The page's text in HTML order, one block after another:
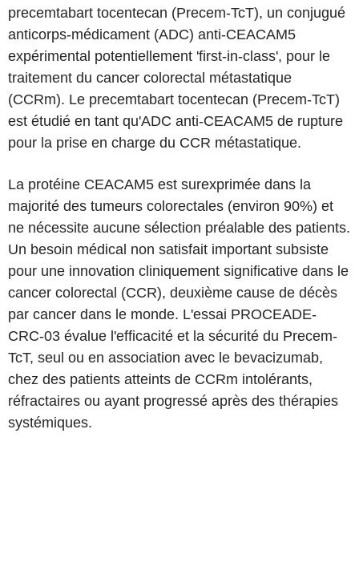
precemtabart tocentecan (Precem-TcT), un conjugué
anticorps-médicament (ADC) anti-CEACAM5
expérimental potentiellement 'first-in-class', pour le
traitement du cancer colorectal métastatique
(CCRm). Le precemtabart tocentecan (Precem-TcT)
est étudié en tant qu'ADC anti-CEACAM5 de rupture
pour la prise en charge du CCR métastatique.
La protéine CEACAM5 est surexprimée dans la
majorité des tumeurs colorectales (environ 90%) et
ne nécessite aucune sélection préalable des patients.
Un besoin médical non satisfait important subsiste
pour une innovation cliniquement significative dans le
cancer colorectal (CCR), deuxième cause de décès
par cancer dans le monde. L'essai PROCEADE-
CRC-03 évalue l'efficacité et la sécurité du Precem-
TcT, seul ou en association avec le bevacizumab,
chez des patients atteints de CCRm intolérants,
réfractaires ou ayant progressé après des thérapies
systémiques.